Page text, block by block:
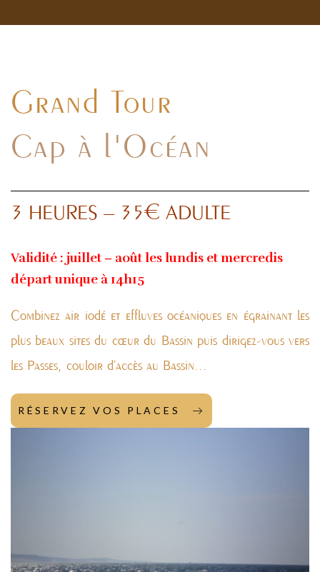
Grand Tour
Cap à l'Océan
3 HEURES – 35€ ADULTE
Validité : juillet – août les lundis et mercredis
départ unique à 14h15
Combinez air iodé et effluves océaniques en égrainant les
plus beaux sites du cœur du Bassin puis dirigez-vous vers
les Passes, couloir d’accès au Bassin...
RÉSERVEZ VOS PLACES